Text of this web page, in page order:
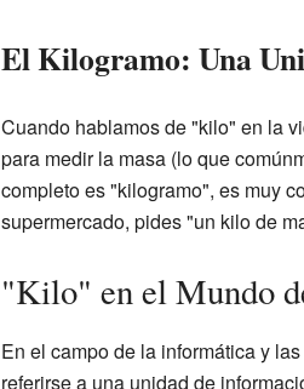
El Kilogramo: Una
Cuando hablamos de "kilo" en la
para medir la masa (lo que
completo es "kilogramo", es muy
supermercado, pides "un kilo de
"Kilo" en el Mundo
En el campo de la informática y
referirse a una unidad de